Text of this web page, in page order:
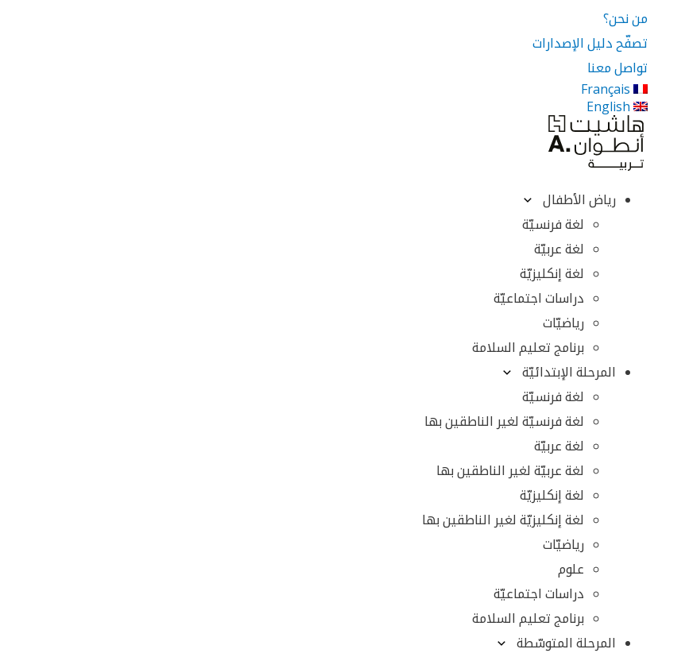
من نحن؟
تصفّح دليل الإصدارات
تواصل معنا
Français
English
رياض الأطفال
لغة فرنسيّة
لغة عربيّة
لغة إنكليزيّة
دراسات اجتماعيّة
رياضيّات
برنامج تعليم السلامة
المرحلة الإبتدائيّة
لغة فرنسيّة
لغة فرنسيّة لغير الناطقين بها
لغة عربيّة
لغة عربيّة لغير الناطقين بها
لغة إنكليزيّة
لغة إنكليزيّة لغير الناطقين بها
رياضيّات
علوم
دراسات اجتماعيّة
برنامج تعليم السلامة
المرحلة المتوسّطة